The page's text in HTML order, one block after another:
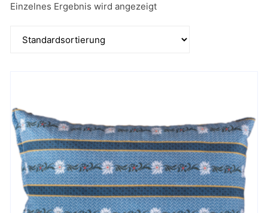
Einzelnes Ergebnis wird angezeigt